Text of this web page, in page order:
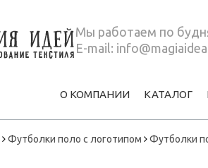
Мы работаем по
E-mail:
О КОМПАНИИ КАТАЛОГ
Футболки поло с логотипом Футболки